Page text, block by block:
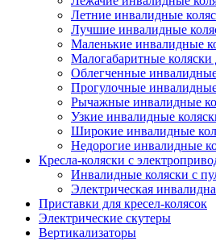
Летние инвалидные
Лучшие инвалидные
Маленькие инвалидные
Малогабаритные коляски
Облегченные
Прогулочные
Рычажные инвалидные
Узкие инвалидные
Широкие инвалидные
Недорогие инвалидные
Кресла-коляски с
Инвалидные коляски с
Электрическая
Приставки для кресел-колясок
Электрические скутеры
Вертикализаторы